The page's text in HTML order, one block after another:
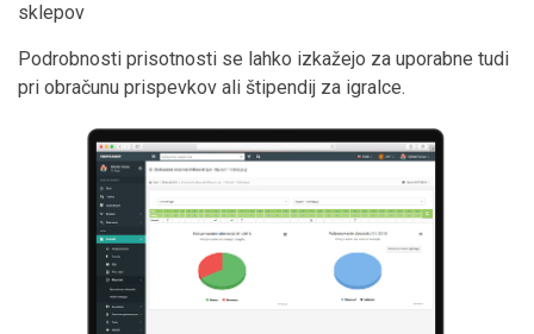
sklepov
Podrobnosti prisotnosti se lahko izkažejo za uporabne tudi
pri obračunu prispevkov ali štipendij za igralce.